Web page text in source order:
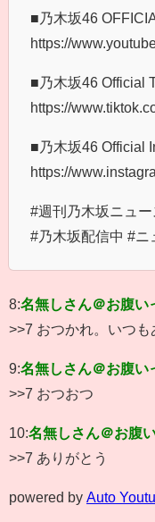
■乃木坂46
https://
■乃木坂46 Official
https://
■乃木坂46 Official
https://
#週刊乃木坂ニュ
#乃木坂配信中 #ニ
8:名無しさん＠お腹い
>>7 おつかれ。いつも
9:名無しさん＠お腹い
>>7 おつおつ
10:名無しさん＠お腹
>>7 ありがとう
powered by Auto